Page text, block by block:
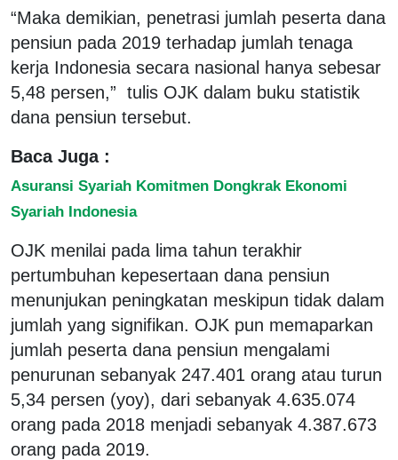
“Maka demikian, penetrasi jumlah peserta dana
pensiun pada 2019 terhadap jumlah tenaga
kerja Indonesia secara nasional hanya sebesar
5,48 persen,” tulis OJK dalam buku statistik
dana pensiun tersebut.
Baca Juga :
Asuransi Syariah Komitmen Dongkrak Ekonomi
Syariah Indonesia
OJK menilai pada lima tahun terakhir
pertumbuhan kepesertaan dana pensiun
menunjukan peningkatan meskipun tidak dalam
jumlah yang signifikan. OJK pun memaparkan
jumlah peserta dana pensiun mengalami
penurunan sebanyak 247.401 orang atau turun
5,34 persen (yoy), dari sebanyak 4.635.074
orang pada 2018 menjadi sebanyak 4.387.673
orang pada 2019.